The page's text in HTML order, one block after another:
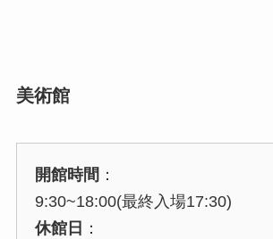
美術館
開館時間 ：
9:30~18:00(最終入場17:30)
休館日 ：